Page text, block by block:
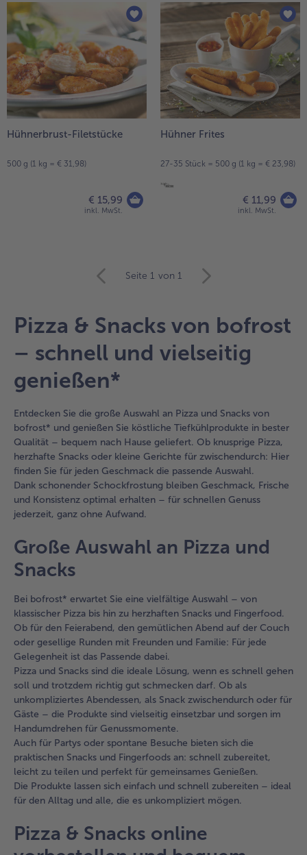
Hühnerbrust-Filetstücke
500 g (1 kg = € 31,98)
€ 15,99
inkl. MwSt.
Hühner Frites
27-35 Stück = 500 g (1 kg = € 23,98)
€ 11,99
inkl. MwSt.
Übersicht.
befinden
35
Artikel
in
der
Liste.
Seite 1 von 1
Pizza & Snacks von bofrost
– schnell und vielseitig
genießen*
Entdecken Sie die große Auswahl an Pizza und Snacks von
bofrost* und genießen Sie köstliche Tiefkühlprodukte in bester
Qualität – bequem nach Hause geliefert. Ob knusprige Pizza,
herzhafte Snacks oder kleine Gerichte für zwischendurch: Hier
finden Sie für jeden Geschmack die passende Auswahl.
Dank schonender Schockfrostung bleiben Geschmack, Frische
und Konsistenz optimal erhalten – für schnellen Genuss
jederzeit, ganz ohne Aufwand.
Große Auswahl an Pizza und
Snacks
Bei bofrost* erwartet Sie eine vielfältige Auswahl – von
klassischer Pizza bis hin zu herzhaften Snacks und Fingerfood.
Ob für den Feierabend, den gemütlichen Abend auf der Couch
oder gesellige Runden mit Freunden und Familie: Für jede
Gelegenheit ist das Passende dabei.
Pizza und Snacks sind die ideale Lösung, wenn es schnell gehen
soll und trotzdem richtig gut schmecken darf. Ob als
unkompliziertes Abendessen, als Snack zwischendurch oder für
Gäste – die Produkte sind vielseitig einsetzbar und sorgen im
Handumdrehen für Genussmomente.
Auch für Partys oder spontane Besuche bieten sich die
praktischen Snacks und Fingerfoods an: schnell zubereitet,
leicht zu teilen und perfekt für gemeinsames Genießen.
Die Produkte lassen sich einfach und schnell zubereiten – ideal
für den Alltag und alle, die es unkompliziert mögen.
Pizza & Snacks online